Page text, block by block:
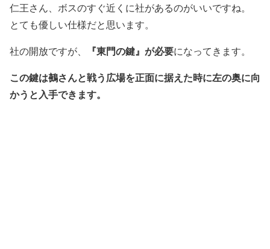
仁王さん、ボスのすぐ近くに社があるのがいいですね。
とても優しい仕様だと思います。
社の開放ですが、 『東門の鍵』が必要になってきます。
この鍵は鵺さんと戦う広場を正面に据えた時に左の奥に向
かうと入手できます。